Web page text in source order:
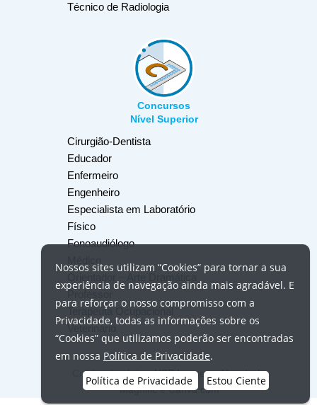
Técnico de Radiologia
Concursos
Nível Superior
Cirurgião-Dentista
Educador
Enfermeiro
Engenheiro
Especialista em Laboratório
Físico
Fonoaudiólogo
Professor
Terapeuta Ocupacional
Veterinário
Crédito das fotos:USP Imagens,Unsplash,
MagnificeCanva.com
Nossos sites utilizam “Cookies” para tornar a sua
experiência de navegação ainda mais agradável. E
para reforçar o nosso compromisso com a
Privacidade, todas as informações sobre os
“Cookies” que utilizamos poderão ser encontradas
em nossa Política de Privacidade.
Política de Privacidade
Estou Ciente